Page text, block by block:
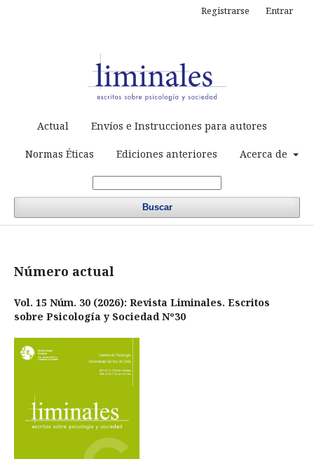
Actual Envíos e Instrucciones para autores
Normas Éticas Ediciones anteriores Acerca de
Buscar
Registrarse Entrar
Número actual
Vol. 15 Núm. 30 (2026): Revista Liminales. Escritos
sobre Psicología y Sociedad Nº30